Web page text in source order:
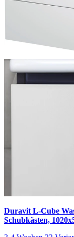
Duravit L-Cube
Schubkästen,